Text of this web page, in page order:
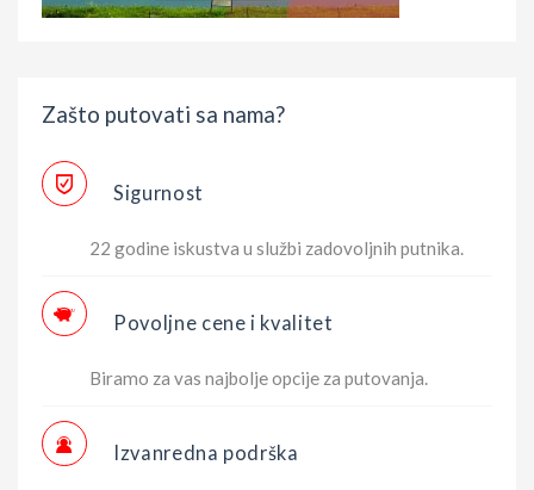
Zašto putovati sa nama?
Sigurnost
22 godine iskustva u službi zadovoljnih putnika.
Povoljne cene i kvalitet
Biramo za vas najbolje opcije za putovanja.
Izvanredna podrška